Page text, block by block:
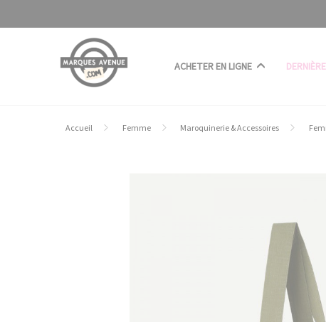
ACHETER EN LIGNE
Accueil Femme Maroquinerie & Accessoires